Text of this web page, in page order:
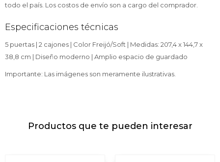
todo el país. Los costos de envío son a cargo del comprador.
Especificaciones técnicas
5 puertas | 2 cajones | Color Freijó/Soft | Medidas: 207,4 x 144,7 x
38,8 cm | Diseño moderno | Amplio espacio de guardado
Importante: Las imágenes son meramente ilustrativas.
Productos que te pueden interesar